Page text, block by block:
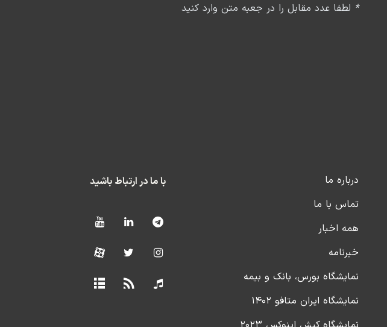
* لطفا عدد مقابل را در جعبه متن وارد کنید
درباره ما
تماس با ما
همه اخبار
خبرنامه
نمایشگاه بورس، بانک و بیمه
نمایشگاه ایران متافو ۱۴۰۲
با ما در ارتباط باشید